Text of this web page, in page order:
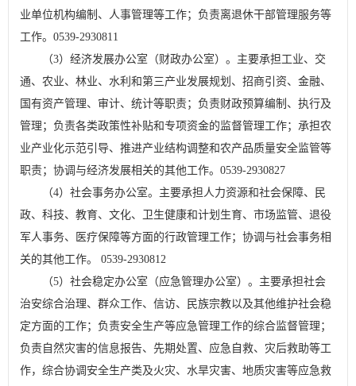
业单位机构编制、人事管理等工作；负责离退休干部管理服务等
工作。0539-2930811
（3）经济发展办公室（财政办公室）。主要承担工业、交
通、农业、林业、水利和第三产业发展规划、招商引资、金融、
国有资产管理、审计、统计等职责；负责财政预算编制、执行及
管理；负责各类政策性补贴和专项资金的监督管理工作；承担农
业产业化示范引导、推进产业结构调整和农产品质量安全监管等
职责；协调与经济发展相关的其他工作。0539-2930827
（4）社会事务办公室。主要承担人力资源和社会保障、民
政、科技、教育、文化、卫生健康和计划生育、市场监管、退役
军人事务、医疗保障等方面的行政管理工作；协调与社会事务相
关的其他工作。 0539-2930812
（5）社会稳定办公室（应急管理办公室）。主要承担社会
治安综合治理、群众工作、信访、民族宗教以及其他维护社会稳
定方面的工作；负责安全生产等应急管理工作的综合监督管理；
负责自然灾害的信息报告、先期处置、应急自救、灾后救助等工
作，综合协调安全生产类及火灾、水旱灾害、地质灾害等应急救